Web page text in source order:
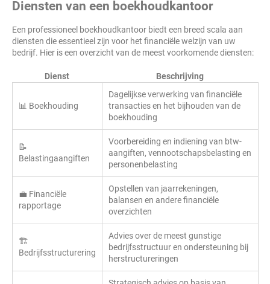
Diensten van een boekhoudkantoor
Een professioneel boekhoudkantoor biedt een breed scala aan
diensten die essentieel zijn voor het financiële welzijn van uw
bedrijf. Hier is een overzicht van de meest voorkomende diensten:
Dienst Beschrijving
📊 Boekhouding
Dagelijkse verwerking van financiële
transacties en het bijhouden van de
boekhouding
📝
Belastingaangiften
Voorbereiding en indiening van btw-
aangiften, vennootschapsbelasting en
personenbelasting
💼 Financiële
rapportage
Opstellen van jaarrekeningen,
balansen en andere financiële
overzichten
🏗️
Bedrijfsstructurering
Advies over de meest gunstige
bedrijfsstructuur en ondersteuning bij
herstructureringen